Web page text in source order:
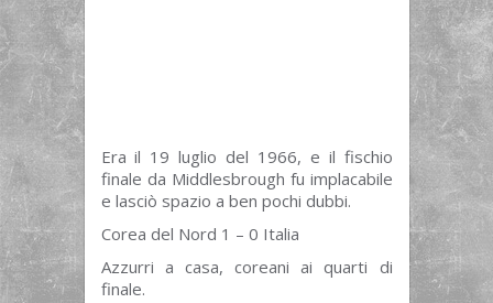
Era il 19 luglio del 1966, e il fischio
finale da Middlesbrough fu implacabile
e lasciò spazio a ben pochi dubbi.
Corea del Nord 1 – 0 Italia
Azzurri a casa, coreani ai quarti di
finale.